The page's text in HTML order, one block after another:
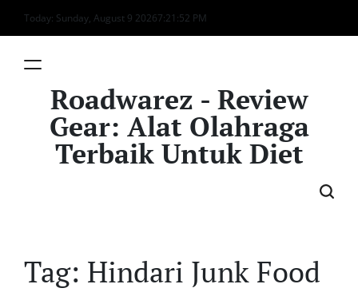
Skip
to
Today: Sunday, August 9 20267:21 :52 PM
Roadwarez - Review
Gear: Alat Olahraga
Terbaik Untuk Diet
Tag: Hindari Junk Food